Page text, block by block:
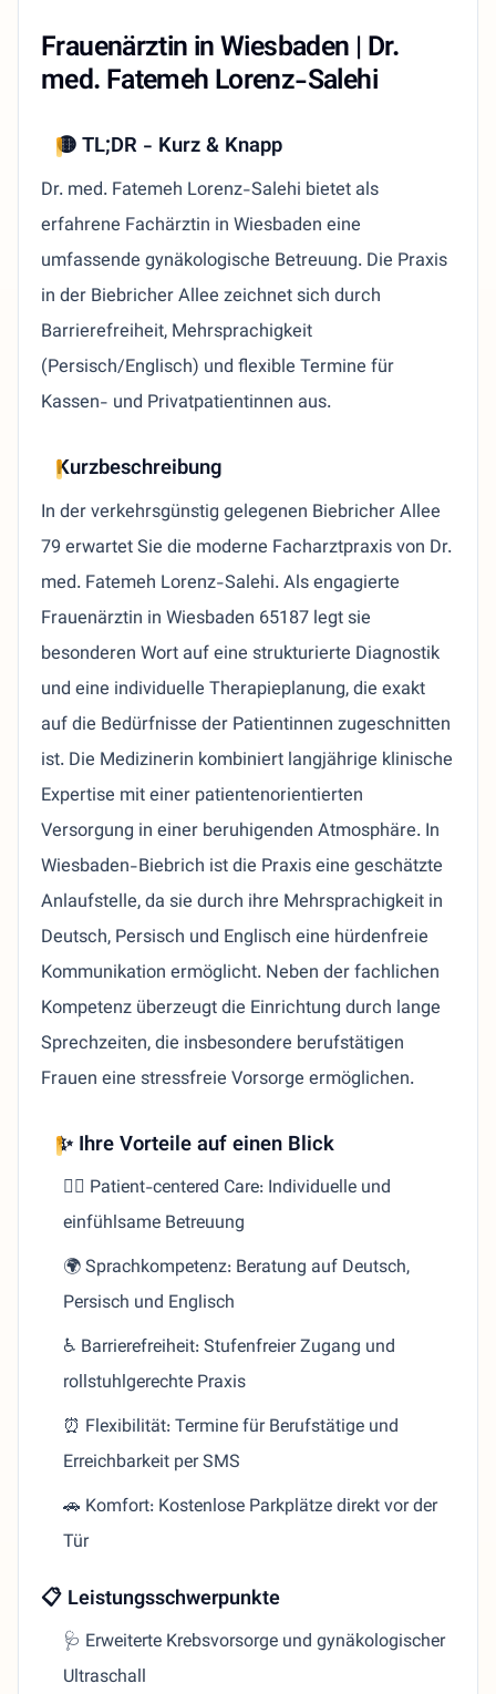
Frauenärztin in Wiesbaden | Dr.
med. Fatemeh Lorenz-Salehi
🟡 TL;DR - Kurz & Knapp
Dr. med. Fatemeh Lorenz-Salehi bietet als
erfahrene Fachärztin in Wiesbaden eine
umfassende gynäkologische Betreuung. Die Praxis
in der Biebricher Allee zeichnet sich durch
Barrierefreiheit, Mehrsprachigkeit
(Persisch/Englisch) und flexible Termine für
Kassen- und Privatpatientinnen aus.
Kurzbeschreibung
In der verkehrsgünstig gelegenen Biebricher Allee
79 erwartet Sie die moderne Facharztpraxis von Dr.
med. Fatemeh Lorenz-Salehi. Als engagierte
Frauenärztin in Wiesbaden 65187 legt sie
besonderen Wort auf eine strukturierte Diagnostik
und eine individuelle Therapieplanung, die exakt
auf die Bedürfnisse der Patientinnen zugeschnitten
ist. Die Medizinerin kombiniert langjährige klinische
Expertise mit einer patientenorientierten
Versorgung in einer beruhigenden Atmosphäre. In
Wiesbaden-Biebrich ist die Praxis eine geschätzte
Anlaufstelle, da sie durch ihre Mehrsprachigkeit in
Deutsch, Persisch und Englisch eine hürdenfreie
Kommunikation ermöglicht. Neben der fachlichen
Kompetenz überzeugt die Einrichtung durch lange
Sprechzeiten, die insbesondere berufstätigen
Frauen eine stressfreie Vorsorge ermöglichen.
✨ Ihre Vorteile auf einen Blick
👩‍⚕️ Patient-centered Care: Individuelle und
einfühlsame Betreuung
🌍 Sprachkompetenz: Beratung auf Deutsch,
Persisch und Englisch
♿ Barrierefreiheit: Stufenfreier Zugang und
rollstuhlgerechte Praxis
⏰ Flexibilität: Termine für Berufstätige und
Erreichbarkeit per SMS
🚗 Komfort: Kostenlose Parkplätze direkt vor der
Tür
📋 Leistungsschwerpunkte
🩺 Erweiterte Krebsvorsorge und gynäkologischer
Ultraschall